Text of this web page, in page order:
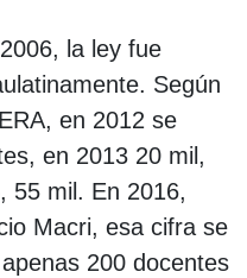
la ley fue
Según
en 2012 se
en 2013 20 mil,
55 mil. En 2016,
Macri, esa cifra se
200 docentes